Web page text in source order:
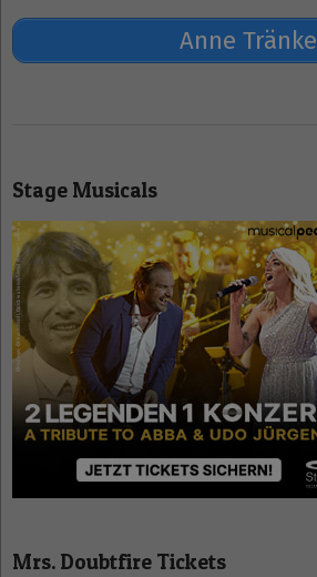
Anne Tränke
24
Stage Musicals
Mrs. Doubtfire Tickets